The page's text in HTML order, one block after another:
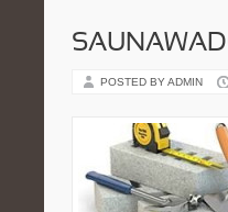
POSTED BY ADMIN